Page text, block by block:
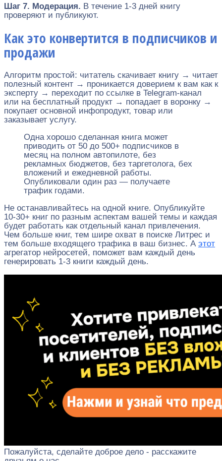
Шаг 7. Модерация. В течение 1-3 дней книгу
проверяют и публикуют.
Как это конвертится в подписчиков и
продажи
Алгоритм простой: читатель скачивает книгу → читает
полезный контент → проникается доверием к вам как к
эксперту → переходит по ссылке в Telegram-канал
или на бесплатный продукт → попадает в воронку →
покупает основной инфопродукт, товар или
заказывает услугу.
Одна хорошо сделанная книга может
приводить от 50 до 500+ подписчиков в
месяц на полном автопилоте, без
рекламных бюджетов, без таргетолога, бех
вложений и ежедневной работы.
Опубликовали один раз — получаете
трафик годами.
Не останавливайтесь на одной книге. Опубликуйте
10-30+ книг по разным аспектам вашей темы и каждая
будет работать как отдельный канал привлечения.
Чем больше книг, тем шире охват в поиске Литрес и
тем больше входящего трафика в ваш бизнес. А этот
агрегатор нейросетей, поможет вам каждый день
генерировать 1-3 книги каждый день.
Пожалуйста, сделайте доброе дело - расскажите